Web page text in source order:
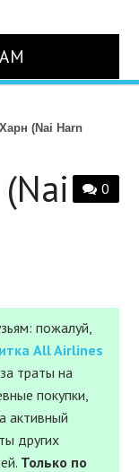
(Nai Harn
0
пожалуй,
All Airlines
траты на
покупки,
активный
других
Только по